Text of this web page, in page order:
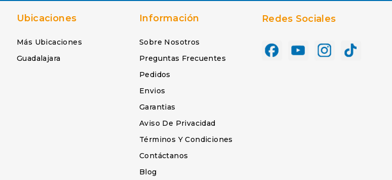
Ubicaciones
Más Ubicaciones
Guadalajara
Información
Sobre Nosotros
Preguntas Frecuentes
Pedidos
Envios
Garantias
Aviso De Privacidad
Términos Y Condiciones
Contáctanos
Blog
Redes Sociales